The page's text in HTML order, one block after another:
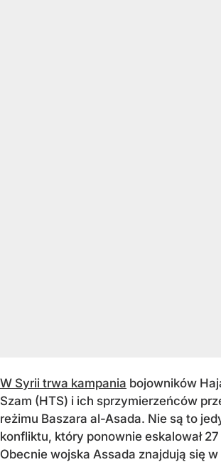
W Syrii trwa kampania bojowników
Szam (HTS) i ich sprzymierzeńców
reżimu Baszara al-Asada. Nie są to
konfliktu, który ponownie eskalował
Obecnie wojska Assada znajdują się